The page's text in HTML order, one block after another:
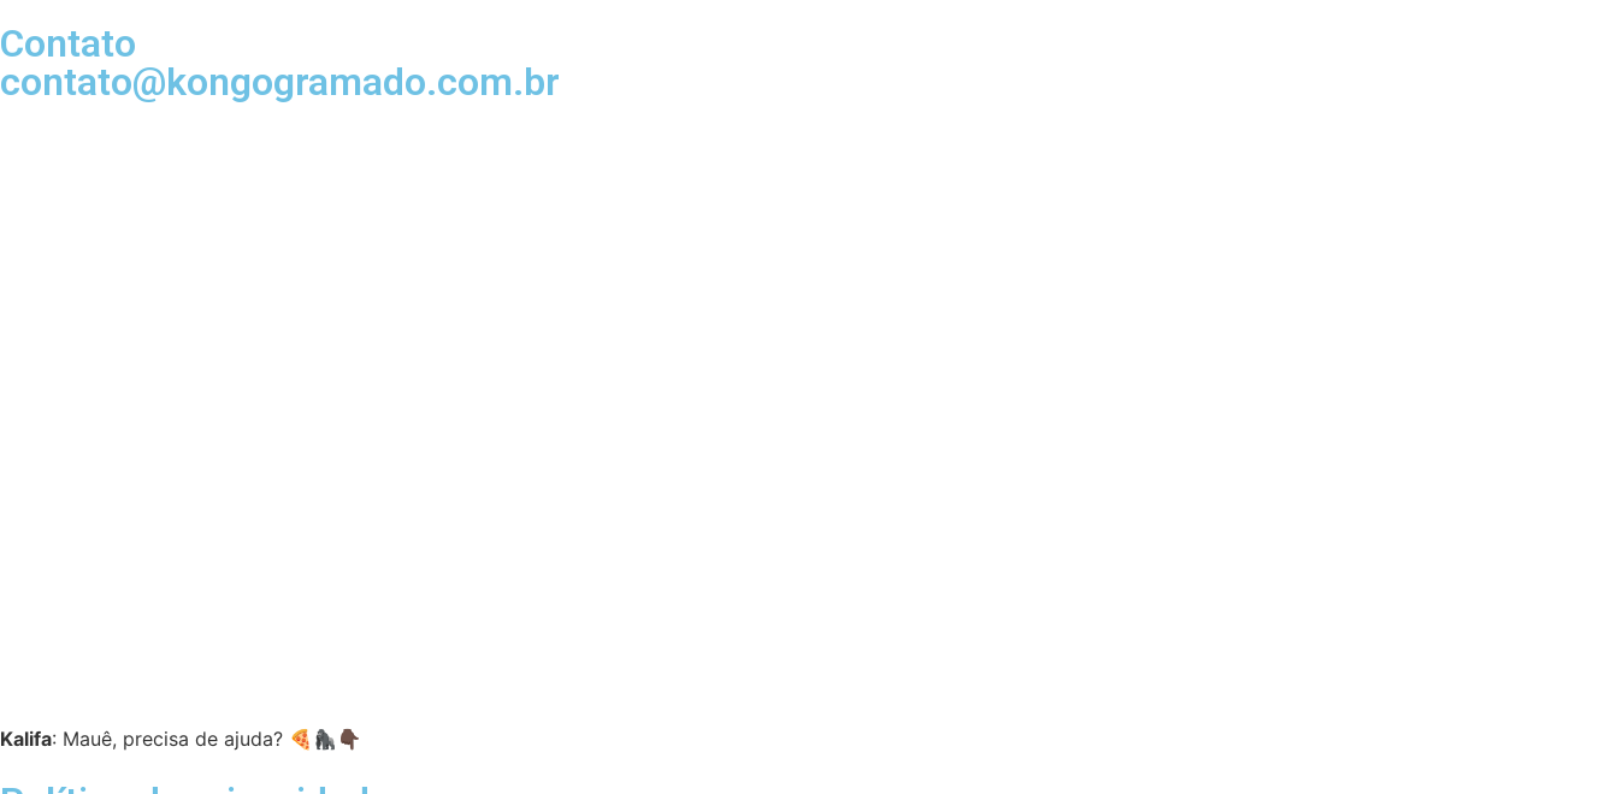
Contato
contato@kongogramado.com.br
Kalifa: Mauê, precisa de ajuda? 🍕🦍👇🏿